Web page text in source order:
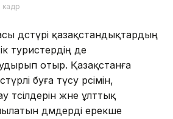
кадр
дәстүрі қазақстандықтардың
туристердің де
отыр. Қазақстанға
буға түсу рәсімін,
және ұлттық
дәмдерді ерекше